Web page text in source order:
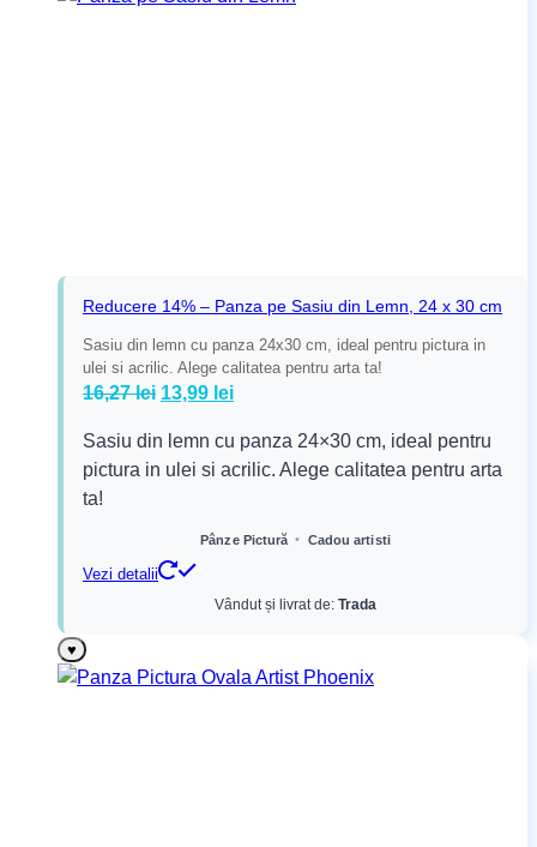
Reducere 14% – Panza pe Sasiu din Lemn, 24 x 30 cm
Sasiu din lemn cu panza 24x30 cm, ideal pentru pictura in
ulei si acrilic. Alege calitatea pentru arta ta!
16,27lei Prețul
a
fost:
13,99 leiPrețul
este:
13,99 lei.
Sasiu din lemn cu panza 24×30 cm, ideal pentru
pictura in ulei si acrilic. Alege calitatea pentru arta
ta!
Pânze Pictură • Cadou artisti
Vezi detalii
Vândut și livrat de: Trada
♥